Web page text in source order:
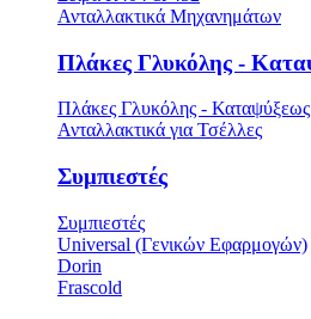
Ανταλλακτικά Μηχανημάτων
Πλάκες Γλυκόλης -
Πλάκες Γλυκόλης - Καταψύξεως
Ανταλλακτικά για Τσέλλες
Συμπιεστές
Συμπιεστές
Universal (Γενικών Εφαρμογών)
Dorin
Frascold